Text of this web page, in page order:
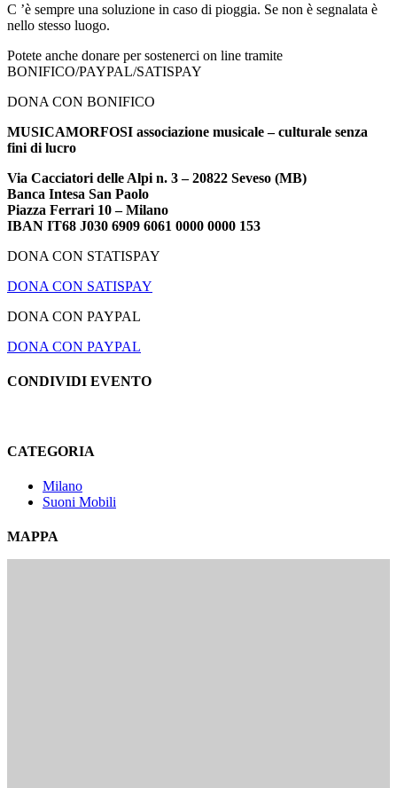
C ’è sempre una soluzione in caso di pioggia. Se non è segnalata è
nello stesso luogo.
Potete anche donare per sostenerci on line tramite
BONIFICO/PAYPAL/SATISPAY
DONA CON BONIFICO
MUSICAMORFOSI associazione musicale – culturale senza
fini di lucro
Via Cacciatori delle Alpi n. 3 – 20822 Seveso (MB)
Banca Intesa San Paolo
Piazza Ferrari 10 – Milano
IBAN IT68 J030 6909 6061 0000 0000 153
DONA CON STATISPAY
DONA CON SATISPAY
DONA CON PAYPAL
DONA CON PAYPAL
CONDIVIDI EVENTO
CATEGORIA
Milano
Suoni Mobili
MAPPA